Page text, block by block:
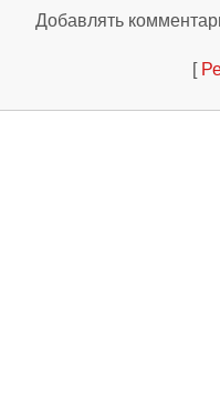
Добавлять
[